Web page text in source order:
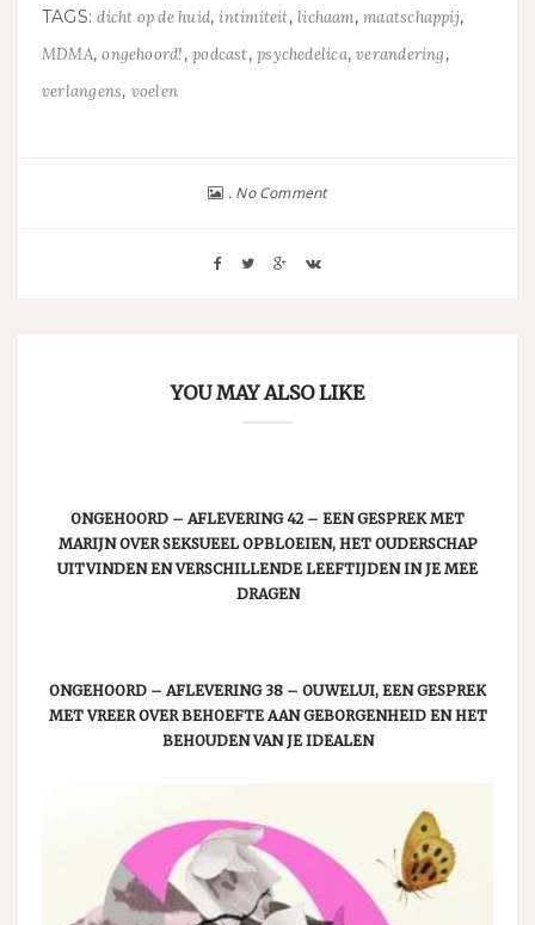
TAGS:dicht op de huid,intimiteit, lichaam,maatschappij,
MDMA,ongehoord!,podcast,psychedelica,verandering,
verlangens, voelen
No Comment
YOU MAY ALSO LIKE
ONGEHOORD – AFLEVERING 42 – EEN GESPREK MET
MARIJN OVER SEKSUEEL OPBLOEIEN, HET OUDERSCHAP
UITVINDEN EN VERSCHILLENDE LEEFTIJDEN IN JE MEE
DRAGEN
ONGEHOORD – AFLEVERING 38 – OUWELUI, EEN GESPREK
MET VREER OVER BEHOEFTE AAN GEBORGENHEID EN HET
BEHOUDEN VAN JE IDEALEN